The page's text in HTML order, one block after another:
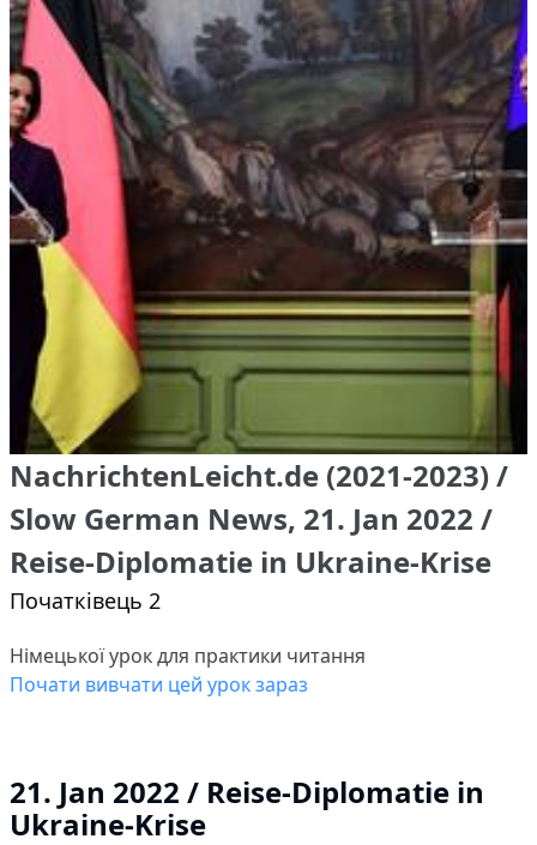
NachrichtenLeicht.de (2021-2023) /
Slow German News, 21. Jan 2022 /
Reise-Diplomatie in Ukraine-Krise
Початківець 2
Німецької урок для практики читання
Почати вивчати цей урок зараз
21. Jan 2022 / Reise-Diplomatie in
Ukraine-Krise